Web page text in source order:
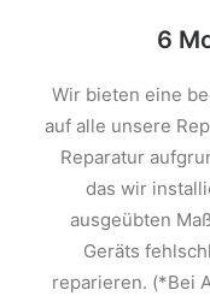
6
Wir bieten eine
auf alle unsere
Reparatur
das wir
ausgeübten
Geräts
reparieren. (*Bei